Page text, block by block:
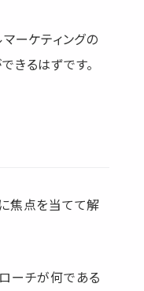
ーケティングの
きるはずです。
焦点を当てて解
ーチが何である